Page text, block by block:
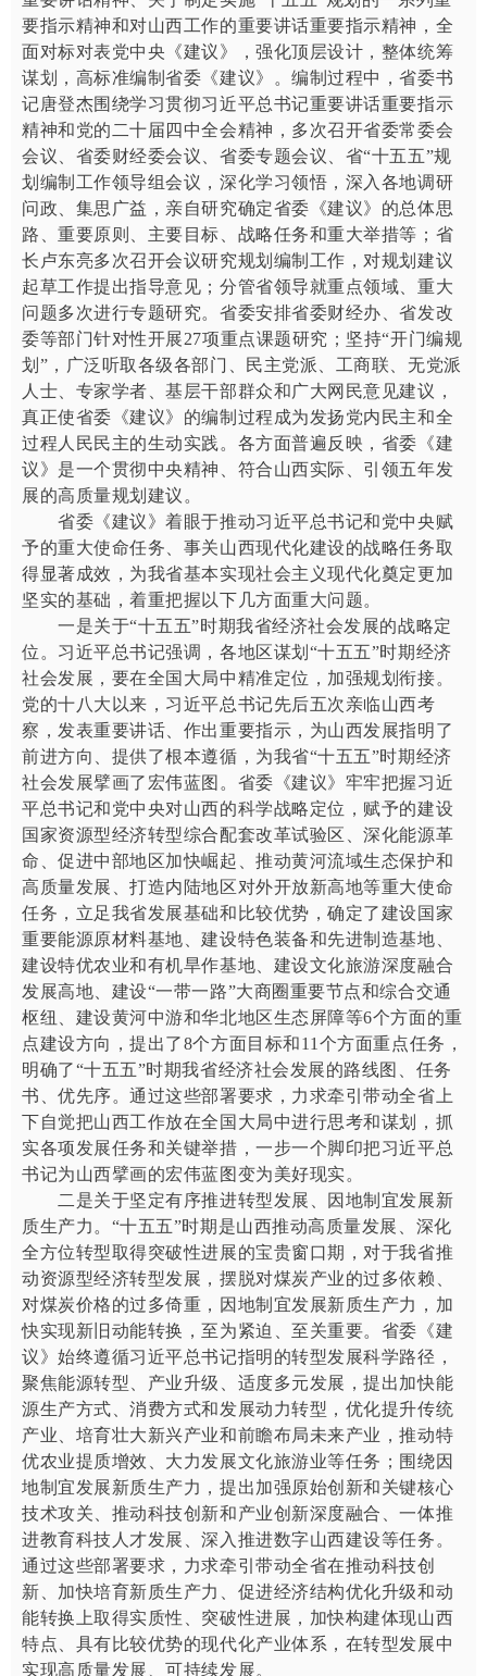
要指示精神和对山西工作的重要讲话重要指示精神，全
面对标对表党中央《建议》，强化顶层设计，整体统筹
谋划，高标准编制省委《建议》。编制过程中，省委书
记唐登杰围绕学习贯彻习近平总书记重要讲话重要指示
精神和党的二十届四中全会精神，多次召开省委常委会
会议、省委财经委会议、省委专题会议、省“十五五”规
划编制工作领导组会议，深化学习领悟，深入各地调研
问政、集思广益，亲自研究确定省委《建议》的总体思
路、重要原则、主要目标、战略任务和重大举措等；省
长卢东亮多次召开会议研究规划编制工作，对规划建议
起草工作提出指导意见；分管省领导就重点领域、重大
问题多次进行专题研究。省委安排省委财经办、省发改
委等部门针对性开展27项重点课题研究；坚持“开门编规
划”，广泛听取各级各部门、民主党派、工商联、无党派
人士、专家学者、基层干部群众和广大网民意见建议，
真正使省委《建议》的编制过程成为发扬党内民主和全
过程人民民主的生动实践。各方面普遍反映，省委《建
议》是一个贯彻中央精神、符合山西实际、引领五年发
展的高质量规划建议。
省委《建议》着眼于推动习近平总书记和党中央赋
予的重大使命任务、事关山西现代化建设的战略任务取
得显著成效，为我省基本实现社会主义现代化奠定更加
坚实的基础，着重把握以下几方面重大问题。
一是关于“十五五”时期我省经济社会发展的战略定
位。习近平总书记强调，各地区谋划“十五五”时期经济
社会发展，要在全国大局中精准定位，加强规划衔接。
党的十八大以来，习近平总书记先后五次亲临山西考
察，发表重要讲话、作出重要指示，为山西发展指明了
前进方向、提供了根本遵循，为我省“十五五”时期经济
社会发展擘画了宏伟蓝图。省委《建议》牢牢把握习近
平总书记和党中央对山西的科学战略定位，赋予的建设
国家资源型经济转型综合配套改革试验区、深化能源革
命、促进中部地区加快崛起、推动黄河流域生态保护和
高质量发展、打造内陆地区对外开放新高地等重大使命
任务，立足我省发展基础和比较优势，确定了建设国家
重要能源原材料基地、建设特色装备和先进制造基地、
建设特优农业和有机旱作基地、建设文化旅游深度融合
发展高地、建设“一带一路”大商圈重要节点和综合交通
枢纽、建设黄河中游和华北地区生态屏障等6个方面的重
点建设方向，提出了8个方面目标和11个方面重点任务，
明确了“十五五”时期我省经济社会发展的路线图、任务
书、优先序。通过这些部署要求，力求牵引带动全省上
下自觉把山西工作放在全国大局中进行思考和谋划，抓
实各项发展任务和关键举措，一步一个脚印把习近平总
书记为山西擘画的宏伟蓝图变为美好现实。
二是关于坚定有序推进转型发展、因地制宜发展新
质生产力。“十五五”时期是山西推动高质量发展、深化
全方位转型取得突破性进展的宝贵窗口期，对于我省推
动资源型经济转型发展，摆脱对煤炭产业的过多依赖、
对煤炭价格的过多倚重，因地制宜发展新质生产力，加
快实现新旧动能转换，至为紧迫、至关重要。省委《建
议》始终遵循习近平总书记指明的转型发展科学路径，
聚焦能源转型、产业升级、适度多元发展，提出加快能
源生产方式、消费方式和发展动力转型，优化提升传统
产业、培育壮大新兴产业和前瞻布局未来产业，推动特
优农业提质增效、大力发展文化旅游业等任务；围绕因
地制宜发展新质生产力，提出加强原始创新和关键核心
技术攻关、推动科技创新和产业创新深度融合、一体推
进教育科技人才发展、深入推进数字山西建设等任务。
通过这些部署要求，力求牵引带动全省在推动科技创
新、加快培育新质生产力、促进经济结构优化升级和动
能转换上取得实质性、突破性进展，加快构建体现山西
特点、具有比较优势的现代化产业体系，在转型发展中
实现高质量发展、可持续发展。